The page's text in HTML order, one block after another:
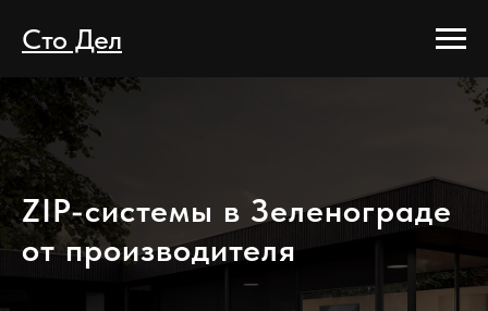
Сто Дел
ZIP-системы в Зеленограде
от производителя